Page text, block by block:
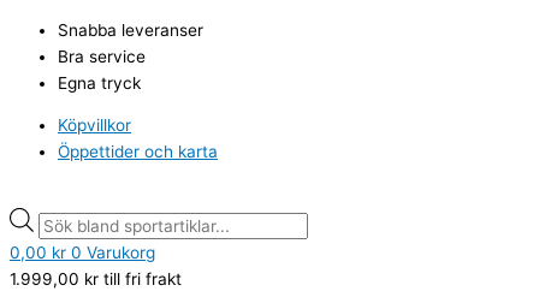
innehåll
Snabba leveranser
Bra service
Egna tryck
Köpvillkor
Öppettider och karta
search
0,00 kr 0 Varukorg
1.999,00 kr till fri frakt
search
Benskydd
shield